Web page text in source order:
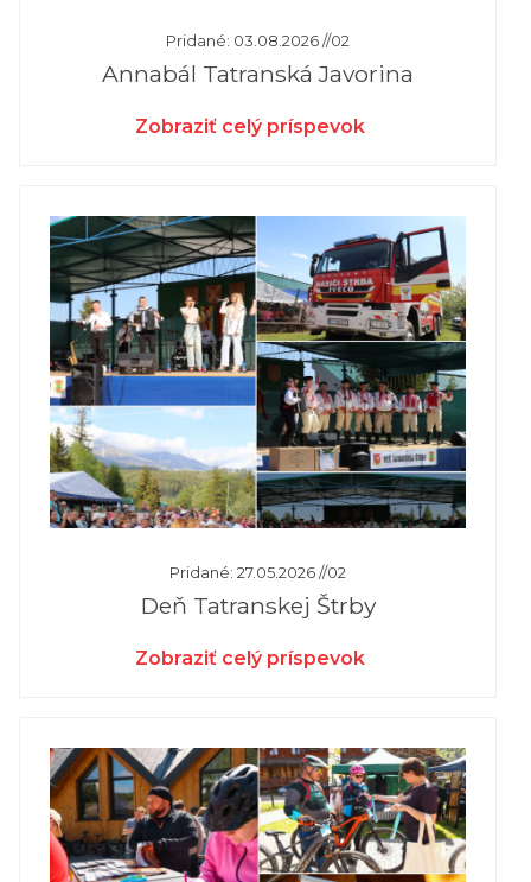
Pridané: 03.08.2026 //02
Annabál Tatranská Javorina
Zobraziť celý príspevok
Pridané: 27.05.2026 //02
Deň Tatranskej Štrby
Zobraziť celý príspevok